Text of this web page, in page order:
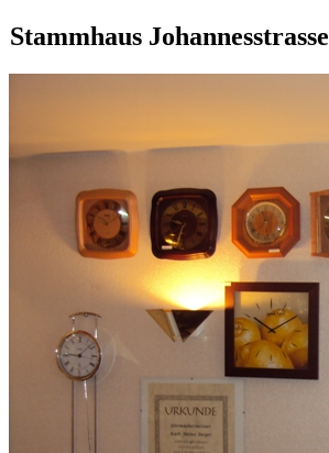
Stammhaus Johannesstrasse